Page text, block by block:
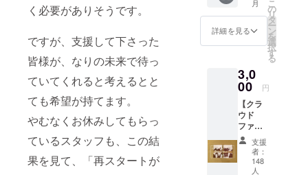
く必要がありそうです。
ですが、支援して下さった
皆様が、なりの未来で待っ
ていてくれると考えるとと
ても希望が持てます。
やむなくお休みしてもらっ
ているスタッフも、この結
果を見て、「再スタートが
一同万
全の体
制で、
す。
礼のお
手紙を
書かせ
て頂き
感謝申
ます。
また、
少しで
も沼垂
を味
わって
もらえ
る様、
宿で使
用して
月
詳細を見る
こ
の
リ
タ
ー
ン
を
選
択
す
る
3,0
00 円
【クラ
ウド
ファン
ディン
グ限定
デザイ
ン！な
支援
者：
148
人